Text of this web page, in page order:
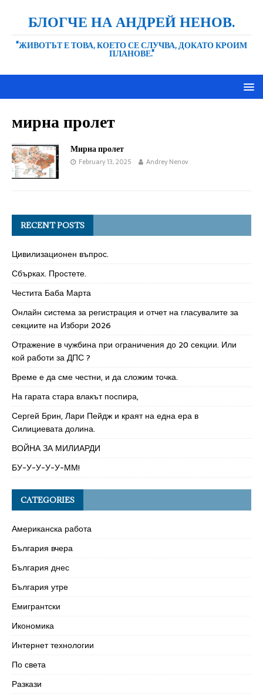
БЛОГЧЕ НА АНДРЕЙ НЕНОВ.
"ЖИВОТЪТ Е ТОВА, КОЕТО СЕ СЛУЧВА, ДОКАТО КРОИМ
ПЛАНОВЕ."
мирна пролет
Мирна пролет
February 13, 2025 Andrey Nenov
RECENT POSTS
Цивилизационен въпрос.
Сбърках. Простете.
Честита Баба Марта
Онлайн система за регистрация и отчет на гласувалите за
секциите на Избори 2026
Отражение в чужбина при ограничения до 20 секции. Или
кой работи за ДПС ?
Време е да сме честни, и да сложим точка.
На гарата стара влакът поспира,
Сергей Брин, Лари Пейдж и краят на една ера в
Силициевата долина.
ВОЙНА ЗА МИЛИАРДИ
БУ-У-У-У-У-ММ!
CATEGORIES
Американска работа
България вчера
България днес
България утре
Емигрантски
Икономика
Интернет технологии
По света
Разкази